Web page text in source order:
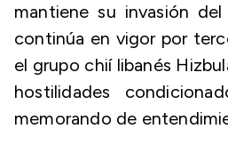
mantiene su invasión
continúa en vigor por
el grupo chií libanés
hostilidades
memorando de